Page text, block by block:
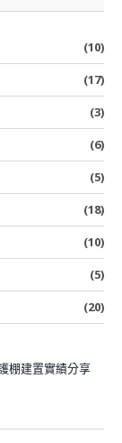
(10)
(17)
(3)
(6)
(5)
(18)
(10)
(5)
(20)
棚建置實績分享